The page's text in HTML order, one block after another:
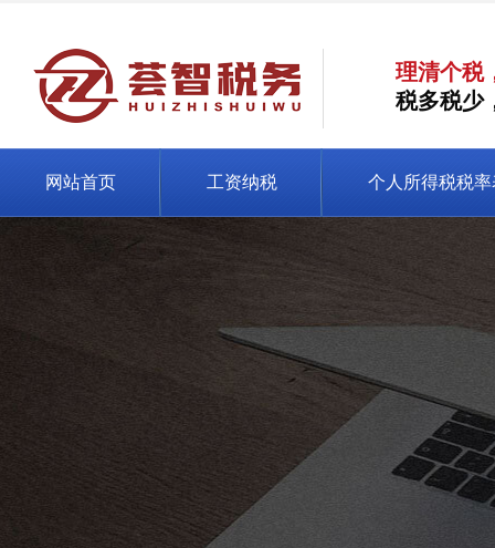
理清个税
税多税少
网站首页 工资纳税 个人所得税税率